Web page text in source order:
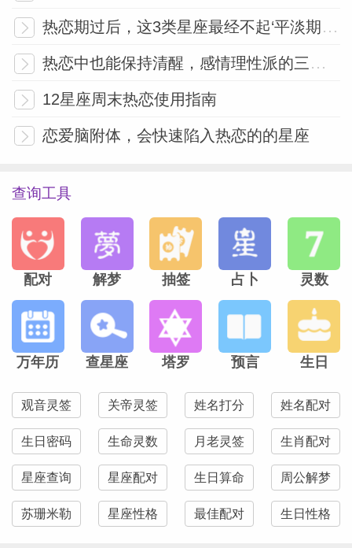
热恋期过后，这3类星座最经不起‘平淡期’考验！
热恋中也能保持清醒，感情理性派的三大星座
12星座周末热恋使用指南
恋爱脑附体，会快速陷入热恋的的星座
查询工具
配对 解梦 抽签 占卜 灵数
万年历 查星座 塔罗 预言 生日
观音灵签 关帝灵签 姓名打分 姓名配对
生日密码 生命灵数 月老灵签 生肖配对
星座查询 星座配对 生日算命 周公解梦
苏珊米勒 星座性格 最佳配对 生日性格